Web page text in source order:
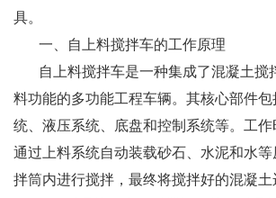
具。
一、自上料搅拌车的工作原理
自上料搅拌车是一种集成了混凝土搅
料功能的多功能工程车辆。其核心部件
统、液压系统、底盘和控制系统等。工
通过上料系统自动装载砂石、水泥和水
拌筒内进行搅拌，最终将搅拌好的混凝土